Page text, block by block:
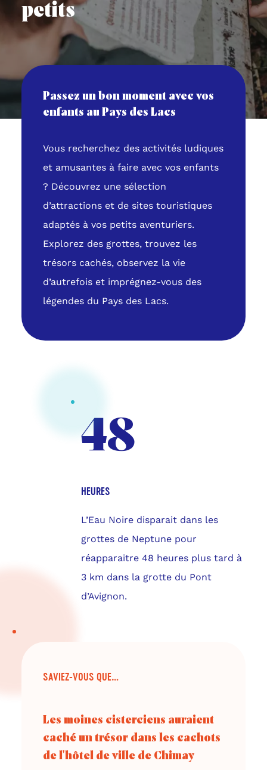
petits
Passez un bon moment avec vos
enfants au Pays des Lacs
Vous recherchez des activités ludiques
et amusantes à faire avec vos enfants
? Découvrez une sélection
d’attractions et de sites touristiques
adaptés à vos petits aventuriers.
Explorez des grottes, trouvez les
trésors cachés, observez la vie
d’autrefois et imprégnez-vous des
légendes du Pays des Lacs.
48
HEURES
L’Eau Noire disparait dans les
grottes de Neptune pour
réapparaitre 48 heures plus tard à
3 km dans la grotte du Pont
d’Avignon.
SAVIEZ-VOUS QUE…
Les moines cisterciens auraient
caché un trésor dans les cachots
de l'hôtel de ville de Chimay